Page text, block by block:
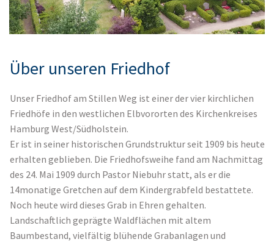
Über unseren Friedhof
Unser Friedhof am Stillen Weg ist einer der vier kirchlichen
Friedhöfe in den westlichen Elbvororten des Kirchenkreises
Hamburg West/Südholstein.
Er ist in seiner historischen Grundstruktur seit 1909 bis heute
erhalten geblieben. Die Friedhofsweihe fand am Nachmittag
des 24. Mai 1909 durch Pastor Niebuhr statt, als er die
14monatige Gretchen auf dem Kindergrabfeld bestattete.
Noch heute wird dieses Grab in Ehren gehalten.
Landschaftlich geprägte Waldflächen mit altem
Baumbestand, vielfältig blühende Grabanlagen und